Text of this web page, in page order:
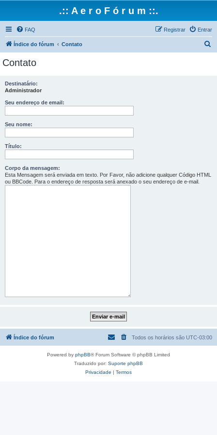
.:: A e r o F ó r u m ::.
FAQ Entrar
Registrar
Índice do fórum Contato
Contato
Destinatário:
Administrador
Seu endereço de email:
Seu nome:
Título:
Corpo da mensagem:
Esta Mensagem será enviada em texto. Por Favor, não adicione qualquer Código HTML
ou BBCode. Para o endereço de resposta será anexado o seu endereço de e-mail.
Índice do fórum Todos os horários são UTC-03:00
Powered by phpBB® Forum Software © phpBB Limited
Traduzido por: Suporte phpBB
Privacidade | Termos